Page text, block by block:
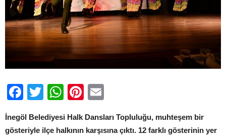
Facebook
TwitterWhatsApp
Pinterest
İnegöl Belediyesi Halk Dansları Topluluğu, muhteşem bir
gösteriyle ilçe halkının karşısına çıktı. 12 farklı gösterinin yer